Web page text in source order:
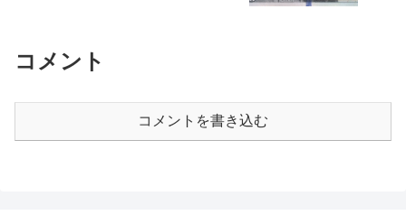
コメント
コメントを書き込む